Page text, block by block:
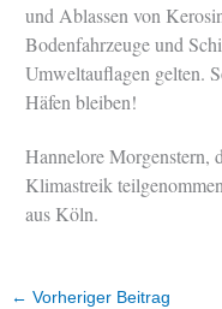
und Ablassen von
Bodenfahrzeuge und
Umweltauflagen gelten.
Häfen bleiben!
Hannelore Morgenstern,
Klimastreik
aus Köln.
← Vorheriger Beitrag